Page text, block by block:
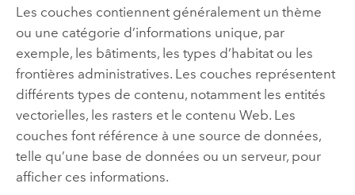
Les couches contiennent généralement un thème
ou une catégorie d’informations unique, par
exemple, les bâtiments, les types d’habitat ou les
frontières administratives. Les couches représentent
différents types de contenu, notamment les entités
vectorielles, les rasters et le contenu Web. Les
couches font référence à une source de données,
telle qu’une base de données ou un serveur, pour
afficher ces informations.